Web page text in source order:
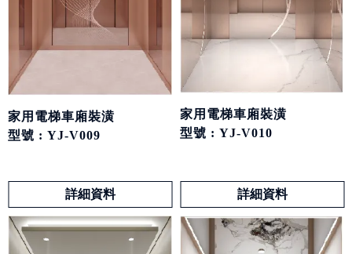
家用電梯車廂裝潢
型號 : YJ-V009
詳細資料
家用電梯車廂裝潢
型號 : YJ-V010
詳細資料